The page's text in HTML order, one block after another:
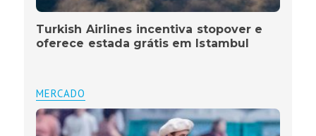
Turkish Airlines incentiva stopover e
oferece estada grátis em Istambul
MERCADO